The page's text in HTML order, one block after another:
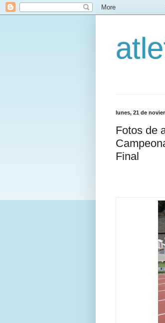
lunes, 21 de
Fotos de
Final